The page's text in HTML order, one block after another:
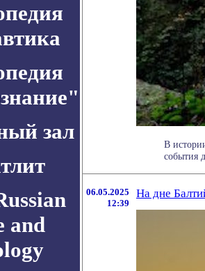
зал
and
В
события
06.05.2025
12:39
На дне